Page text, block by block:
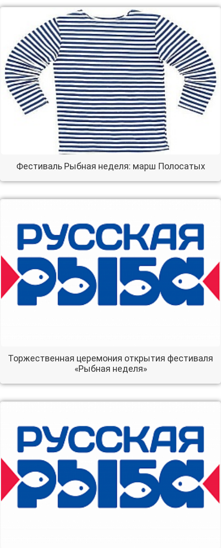
Фестиваль Рыбная неделя: марш Полосатых
Торжественная церемония открытия фестиваля
«Рыбная неделя»